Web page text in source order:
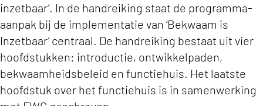
inzetbaar’. In de handreiking staat de programma-
aanpak bij de implementatie van ‘Bekwaam is
Inzetbaar’ centraal. De handreiking bestaat uit vier
hoofdstukken: introductie, ontwikkelpaden,
bekwaamheidsbeleid en functiehuis. Het laatste
hoofdstuk over het functiehuis is in samenwerking